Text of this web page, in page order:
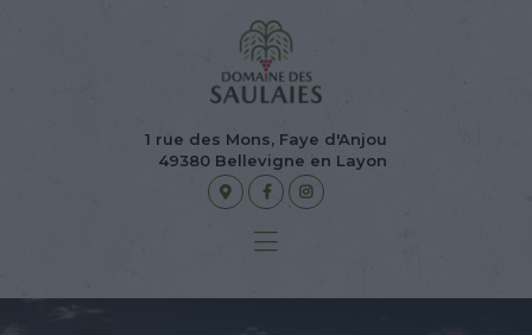
1 rue des Mons, Faye d'Anjou
49380 Bellevigne en Layon
La boutique en ligne